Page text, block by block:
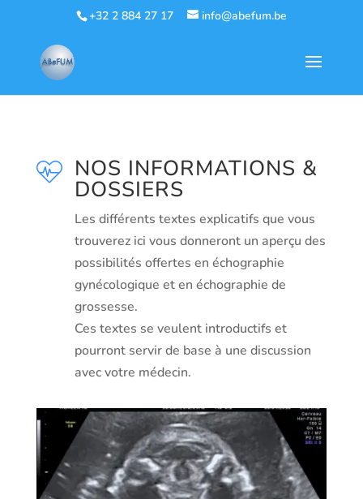
+32 2 884 27 17 info@abefum.be
NOS INFORMATIONS &
DOSSIERS
Les différents textes explicatifs que vous
trouverez ici vous donneront un aperçu des
possibilités offertes en échographie
gynécologique et en échographie de
grossesse.
Ces textes se veulent introductifs et
pourront servir de base à une discussion
avec votre médecin.